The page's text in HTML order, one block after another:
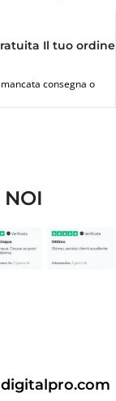
Il tuo ordine
consegna o